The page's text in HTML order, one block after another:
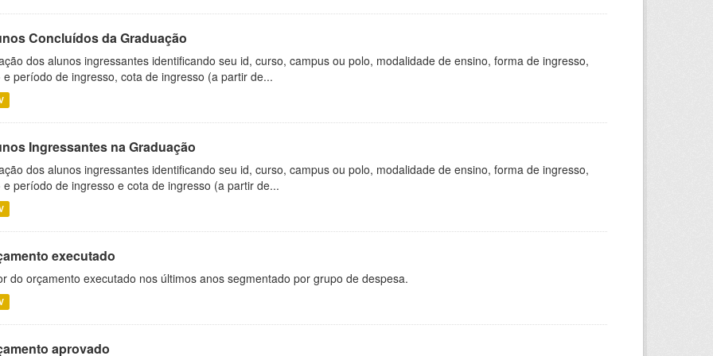
Concluídos da Graduação
dos alunos ingressantes identificando seu id, curso, campus ou polo, modalidade de ensino, forma de ingresso,
e período de ingresso, cota de ingresso (a partir de...
Ingressantes na Graduação
dos alunos ingressantes identificando seu id, curso, campus ou polo, modalidade de ensino, forma de ingresso,
e período de ingresso e cota de ingresso (a partir de...
executado
do orçamento executado nos últimos anos segmentado por grupo de despesa.
aprovado